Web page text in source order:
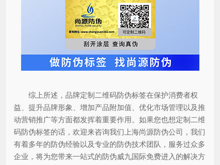
综上所述，品牌定制二维码防伪标签在保护消费者权
益、提升品牌形象、增加产品附加值、优化市场管理以及推
动营销推广等方面都发挥着重要作用。如果您也想定制二维
码防伪标签的话，欢迎来咨询我们上海尚源防伪公司，我们
有着多年的防伪经验以及专业的防伪技术团队，服务过众多
企业，将为您带来一站式的防伪威九国际免费进入的解决方